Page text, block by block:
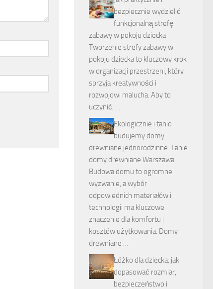
bezpiecznie wydzielić
funkcjonalną strefę
zabawy w pokoju dziecka
Tworzenie strefy zabawy w
pokoju dziecka to kluczowy krok
w organizacji przestrzeni, który
sprzyja kreatywności i
rozwojowi malucha. Aby to
uczynić, …
Ekologicznie i tanio
budujemy domy
drewniane jednorodzinne. Tanie
domy drewniane Warszawa
Budowa domu to ogromne
wyzwanie, a wybór
odpowiednich materiałów i
technologii ma kluczowe
znaczenie dla komfortu i
kosztów użytkowania. Domy
drewniane …
Łóżko dla dziecka: jak
dopasować rozmiar,
bezpieczeństwo i